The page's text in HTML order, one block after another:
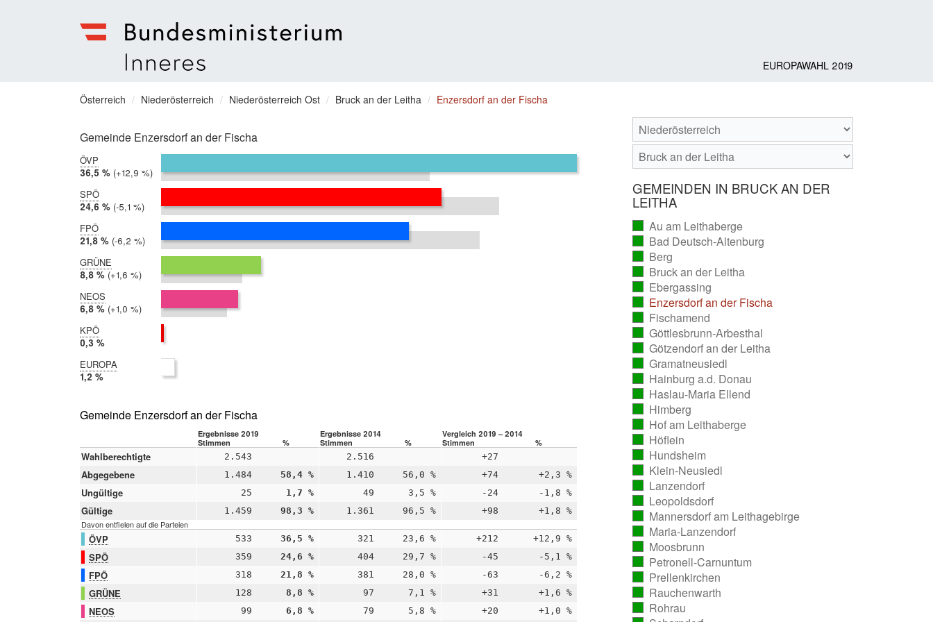
für
Inneres
EUROPAWAHL 2019
Sie
sich
hier:
Österreich Niederösterreich Niederösterreich Ost Bruck an der Leitha Enzersdorf an der Fischa
Gemeinde Enzersdorf an der Fischa
ÖVP
2019:
36,5 %
2014:
23,6 %
Differenz:
+12,9 %
SPÖ
2019:
24,6 %
2014:
29,7 %
Differenz:
-5,1 %
FPÖ
2019:
21,8 %
2014:
28,0 %
Differenz:
-6,2 %
GRÜNE
2019:
8,8 %
2014:
7,1 %
Differenz:
+1,6 %
NEOS
2019:
6,8 %
2014:
5,8 %
Differenz:
+1,0 %
KPÖ
2019:
0,3 %
nicht
teilgenommen
EUROPA
2019:
1,2 %
teilgenommen
Gemeinde Enzersdorf an der Fischa
Ergebnisse 2019 Ergebnisse 2014
Vergleich 2019 – 2014
Stimmen
% Stimmen % Stimmen %
Wahlberechtigte 2.543 2.516 +27
Abgegebene 1.484 58,4 % 1.410 56,0 % +74 +2,3 %
Ungültige 25 1,7 % 49 3,5 % -24 -1,8 %
Gültige 1.459 98,3 % 1.361 96,5 % +98 +1,8 %
Davon entfielen auf die Parteien
ÖVP 533 36,5 % 321 23,6 % +212 +12,9 %
SPÖ 359 24,6 % 404 29,7 % -45 -5,1 %
FPÖ 318 21,8 % 381 28,0 % -63 -6,2 %
GRÜNE 128 8,8 % 97 7,1 % +31 +1,6 %
NEOS 99 6,8 % 79 5,8 % +20 +1,0 %
GEMEINDEN IN BRUCK AN DER
LEITHA
Au am Leithaberge
ausgezählt)
Bad Deutsch-Altenburg(vollständig
ausgezählt)
Berg
ausgezählt)
Bruck an der Leitha
ausgezählt)
Ebergassing
ausgezählt)
Enzersdorf an der Fischa(vollständig
ausgezählt)
Fischamend
ausgezählt)
Göttlesbrunn-Arbesthal(vollständig
ausgezählt)
Götzendorf an der Leitha(vollständig
ausgezählt)
Gramatneusiedl
ausgezählt)
Hainburg a.d. Donau
ausgezählt)
Haslau-Maria Ellend
ausgezählt)
Himberg
ausgezählt)
Hof am Leithaberge
ausgezählt)
Höflein
ausgezählt)
Hundsheim
ausgezählt)
Klein-Neusiedl
ausgezählt)
Lanzendorf
ausgezählt)
Leopoldsdorf
ausgezählt)
Mannersdorf am Leithagebirge
(vollständig
ausgezählt)
Maria-Lanzendorf
ausgezählt)
Moosbrunn
ausgezählt)
Petronell-Carnuntum
ausgezählt)
Prellenkirchen
ausgezählt)
Rauchenwarth
ausgezählt)
Rohrau